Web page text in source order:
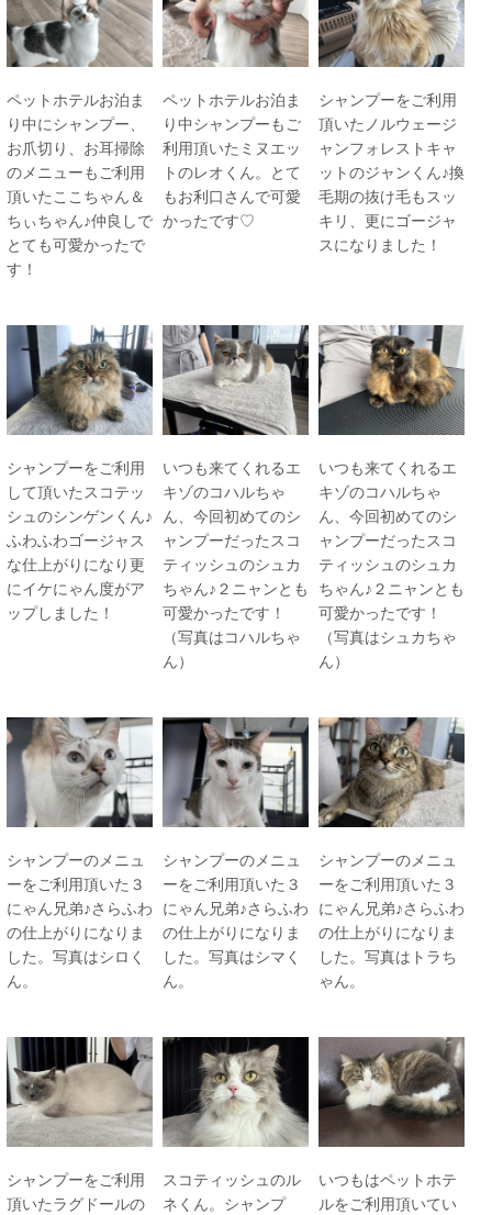
ペットホテルお泊ま
り中にシャンプー、
お爪切り、お耳掃除
のメニューもご利用
頂いたここちゃん＆
ちぃちゃん♪仲良しで
とても可愛かったで
す！
ペットホテルお泊ま
り中シャンプーもご
利用頂いたミヌエッ
トのレオくん。とて
もお利口さんで可愛
かったです♡
シャンプーをご利用
頂いたノルウェージ
ャンフォレストキャ
ットのジャンくん♪換
毛期の抜け毛もスッ
キリ、更にゴージャ
スになりました！
シャンプーをご利用
して頂いたスコテッ
シュのシンゲンくん♪
ふわふわゴージャス
な仕上がりになり更
にイケにゃん度がア
ップしました！
いつも来てくれるエ
キゾのコハルちゃ
ん、今回初めてのシ
ャンプーだったスコ
ティッシュのシュカ
ちゃん♪２ニャンとも
可愛かったです！
（写真はコハルちゃ
ん）
いつも来てくれるエ
キゾのコハルちゃ
ん、今回初めてのシ
ャンプーだったスコ
ティッシュのシュカ
ちゃん♪２ニャンとも
可愛かったです！
（写真はシュカちゃ
ん）
シャンプーのメニュ
ーをご利用頂いた３
にゃん兄弟♪さらふわ
の仕上がりになりま
した。写真はシロく
ん。
シャンプーのメニュ
ーをご利用頂いた３
にゃん兄弟♪さらふわ
の仕上がりになりま
した。写真はシマく
ん。
シャンプーのメニュ
ーをご利用頂いた３
にゃん兄弟♪さらふわ
の仕上がりになりま
した。写真はトラち
ゃん。
シャンプーをご利用
頂いたラグドールの
スコティッシュのル
ネくん。シャンプ
いつもはペットホテ
ルをご利用頂いてい